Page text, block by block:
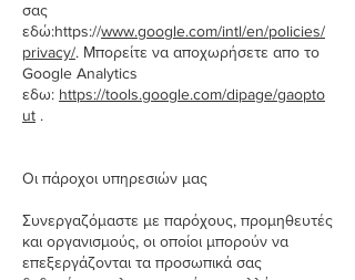
σας
εδώ:https://www.google.com/intl/en/policies/
privacy/. Μπορείτε να αποχωρήσετε απο το
Google Analytics
εδω: https://tools.google.com/dipage/gaopto
ut .
Οι πάροχοι υπηρεσιών μας
Συνεργαζόμαστε με παρόχους, προμηθευτές
και οργανισμούς, οι οποίοι μπορούν να
επεξεργάζονται τα προσωπικά σας